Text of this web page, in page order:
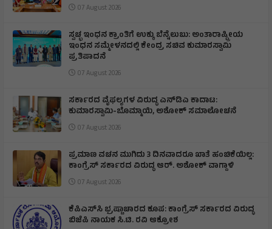
07 August 2026
ಸ್ವಚ್ಛ ಇಂಧನ ಕ್ರಾಂತಿಗೆ ಉಕ್ಕು ಬೆನ್ನೆಲುಬು: ಅಂತಾರಾಷ್ಟ್ರೀಯ
ಇಂಧನ ಸಮ್ಮೇಳನದಲ್ಲಿ ಕೇಂದ್ರ ಸಚಿವ ಕುಮಾರಸ್ವಾಮಿ
ಪ್ರತಿಪಾದನೆ
07 August 2026
ಸರ್ಕಾರದ ವೈಫಲ್ಯಗಳ ವಿರುದ್ಧ ಎನ್‌ಡಿಎ ಕಾದಾಟ:
ಕುಮಾರಸ್ವಾಮಿ-ಬೊಮ್ಮಾಯಿ, ಅಶೋಕ್ ಸಮಾಲೋಚನೆ
07 August 2026
ಪ್ರಮಾಣ ವಚನ ಮುಗಿದು 3 ದಿನವಾದರೂ ಖಾತೆ ಹಂಚಿಕೆಯಿಲ್ಲ:
ಕಾಂಗ್ರೆಸ್ ಸರ್ಕಾರದ ವಿರುದ್ಧ ಆರ್‌. ಅಶೋಕ್ ವಾಗ್ದಾಳಿ
07 August 2026
ಕೆಪಿಎಸ್‌ಸಿ ಭ್ರಷ್ಟಾಚಾರದ ಕೂಪ: ಕಾಂಗ್ರೆಸ್ ಸರ್ಕಾರದ ವಿರುದ್ಧ
ಬಿಜೆಪಿ ನಾಯಕ ಸಿ.ಟಿ. ರವಿ ಆಕ್ರೋಶ